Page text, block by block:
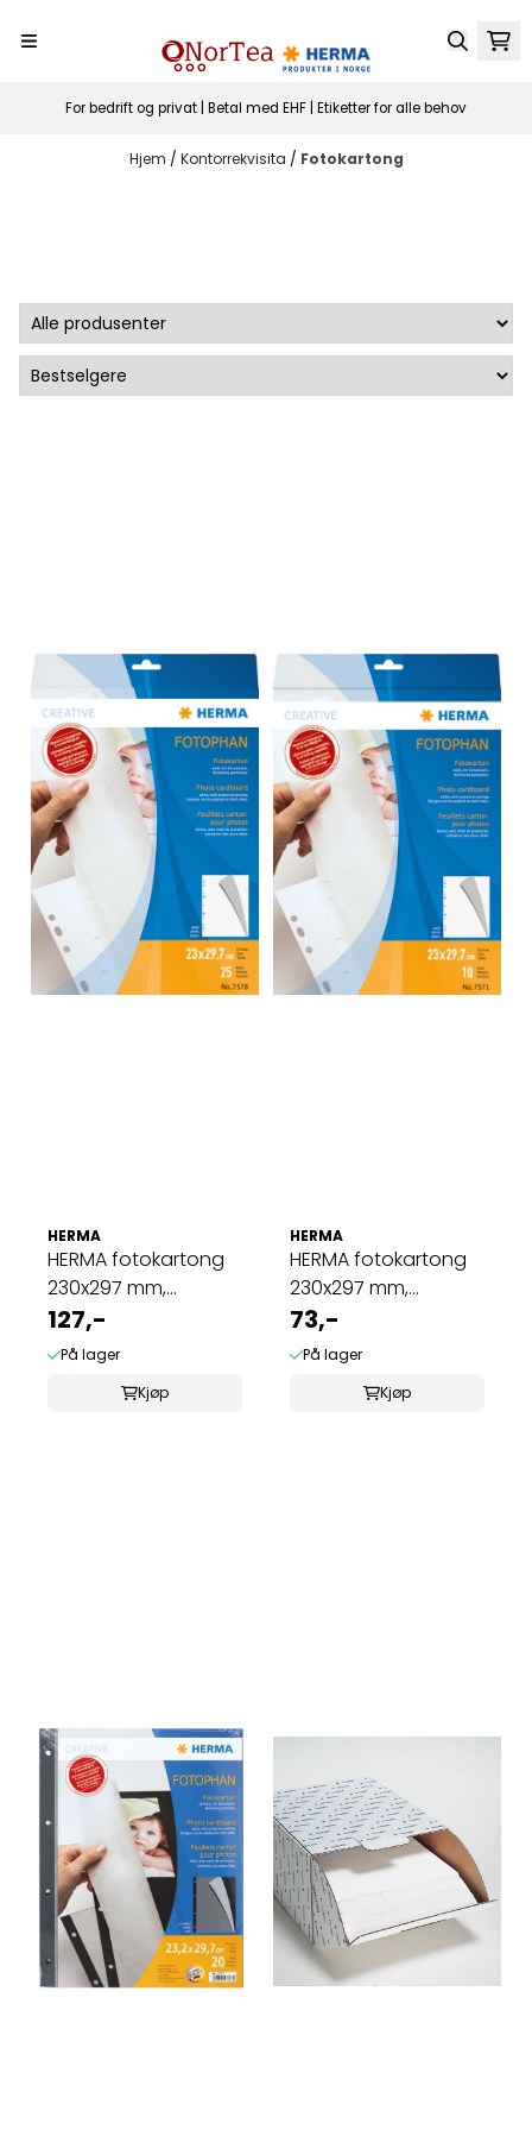
For bedrift og privat | Betal med EHF | Etiketter for alle behov
Hjem / Kontorrekvisita / Fotokartong
HERMA
HERMA fotokartong
230x297 mm,
sulfatfritt, hvit ...
127,-
På lager
Kjøp
HERMA
HERMA fotokartong
230x297 mm,
sulfatfritt, hvit ...
73,-
På lager
Kjøp